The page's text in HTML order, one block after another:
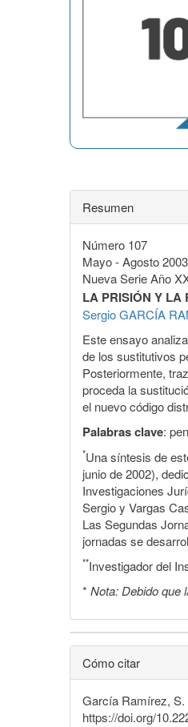
Resumen
Número 107
Mayo - Agosto 2003
Nueva Serie Año
LA PRISIÓN Y LA
Sergio GARCÍA
Este ensayo
de los sustitutivos
Posteriormente,
proceda la
el nuevo código
Palabras clave:
*Una síntesis de
junio de 2002),
Investigaciones
Sergio y Vargas
Las Segundas
jornadas se
**Investigador del
* Nota: Debido que
Cómo citar
García Ramírez, S.
https://doi.org/